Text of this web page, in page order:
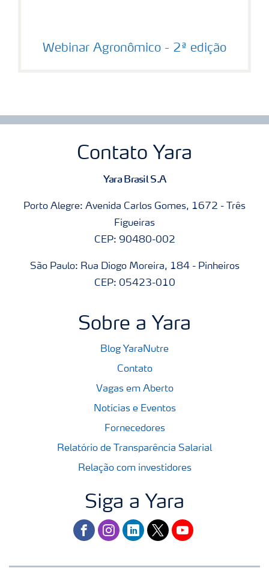
Webinar Agronômico - 2ª edição
Contato Yara
Yara Brasil S.A
Porto Alegre: Avenida Carlos Gomes, 1672 - Três
Figueiras
CEP: 90480-002
São Paulo: Rua Diogo Moreira, 184 - Pinheiros
CEP: 05423-010
Sobre a Yara
Blog YaraNutre
Contato
Vagas em Aberto
Notícias e Eventos
Fornecedores
Relatório de Transparência Salarial
Relação com investidores
Siga a Yara
facebookinstagram
linkedintwitteryoutube